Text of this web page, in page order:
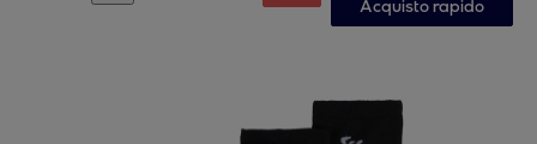
Acquisto rapido